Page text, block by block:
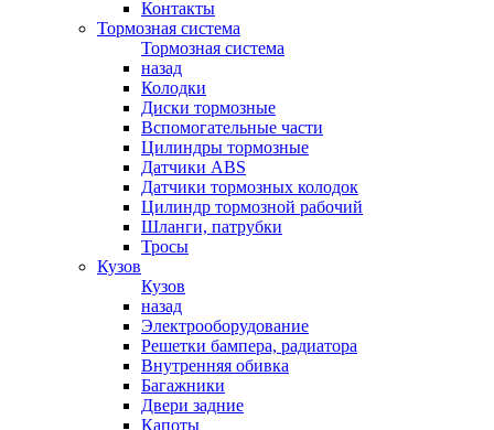
Контакты
Тормозная система
Тормозная система
назад
Колодки
Диски тормозные
Вспомогательные части
Цилиндры тормозные
Датчики ABS
Датчики тормозных колодок
Цилиндр тормозной рабочий
Шланги, патрубки
Тросы
Кузов
Кузов
назад
Электрооборудование
Решетки бампера, радиатора
Внутренняя обивка
Багажники
Двери задние
Капоты